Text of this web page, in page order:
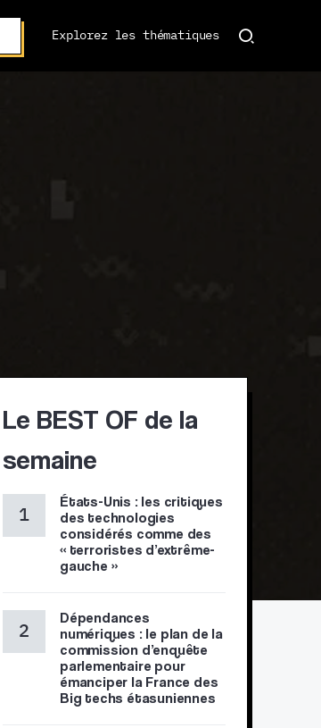
Explorez les thématiques
Le BEST OF de la
semaine
États-Unis : les critiques
des technologies
considérés comme des
« terroristes d’extrême-
gauche »
Dépendances
numériques : le plan de la
commission d’enquête
parlementaire pour
émanciper la France des
Big techs étasuniennes